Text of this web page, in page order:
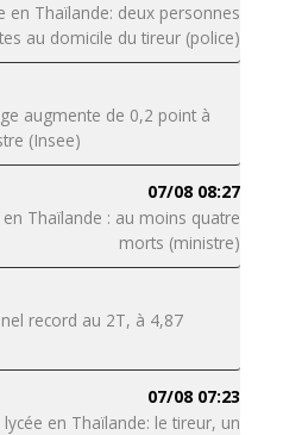
en Thaïlande: deux personnes
au domicile du tireur (police)
augmente de 0,2 point à
(Insee)
07/08 08:27
Thaïlande : au moins quatre
morts (ministre)
record au 2T, à 4,87
07/08 07:23
en Thaïlande: le tireur, un